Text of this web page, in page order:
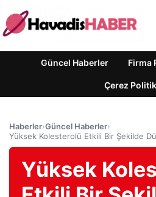
Güncel Haberler Firma
Çerez
Haberler›Güncel Haberler›
Yüksek Kolesterolü Etkili Bir Şekilde
Yüksek